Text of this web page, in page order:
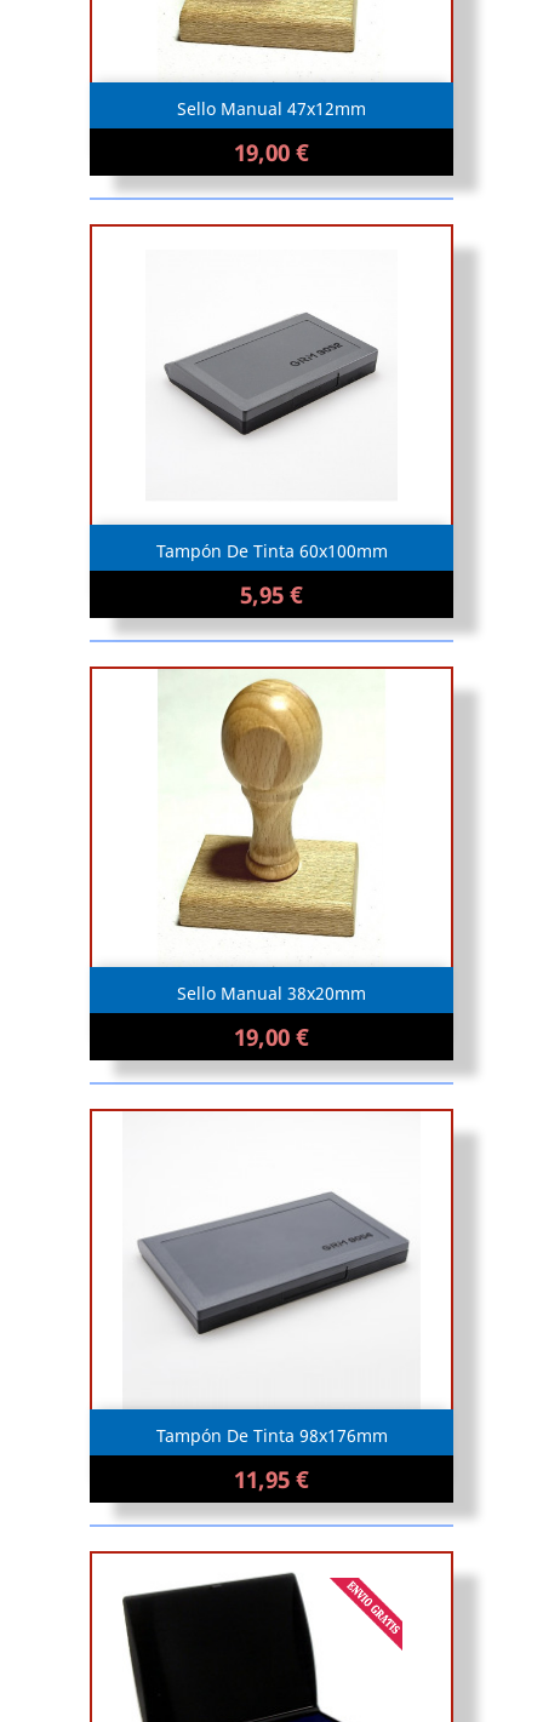
Sello Manual 47x12mm
19,00 €
Tampón De Tinta 60x100mm
5,95 €
Sello Manual 38x20mm
19,00 €
Tampón De Tinta 98x176mm
11,95 €